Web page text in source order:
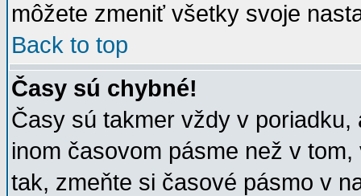
môžete zmeniť všetky svoje
Back to top
Časy sú chybné!
Časy sú takmer vždy v
inom časovom pásme než v
tak, zmeňte si časové pásmo v